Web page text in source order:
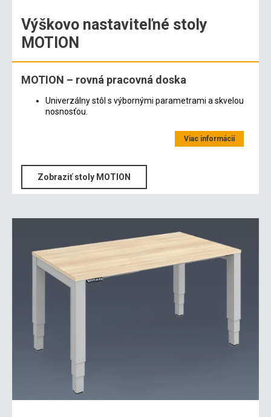
Výškovo nastaviteľné stoly
MOTION
MOTION – rovná pracovná doska
Univerzálny stôl s výbornými parametrami a skvelou
nosnosťou.
Viac informácií
Zobraziť stoly MOTION